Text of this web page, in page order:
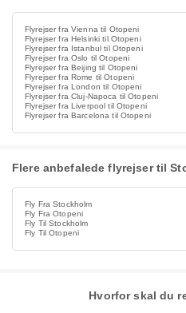
Flyrejser fra Vienna til Otopeni
Flyrejser fra Helsinki til Otopeni
Flyrejser fra Istanbul til Otopeni
Flyrejser fra Oslo til Otopeni
Flyrejser fra Beijing til Otopeni
Flyrejser fra Rome til Otopeni
Flyrejser fra London til Otopeni
Flyrejser fra Cluj-Napoca til Otopeni
Flyrejser fra Liverpool til Otopeni
Flyrejser fra Barcelona til Otopeni
Flere anbefalede flyrejser til
Fly Fra Stockholm
Fly Fra Otopeni
Fly Til Stockholm
Fly Til Otopeni
Hvorfor skal du